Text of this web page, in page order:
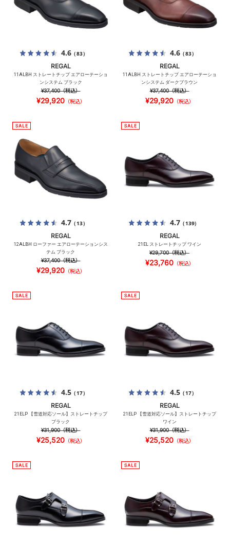
4.6（83）
REGAL
11ALBH ストレートチップ エアローテーショ
ンシステム ブラック
¥37,400（税込）
¥29,920（税込）
4.6（83）
REGAL
11ALBH ストレートチップ エアローテーショ
ンシステム ダークブラウン
¥37,400（税込）
¥29,920（税込）
4.7（13）
REGAL
12ALBH ローファー エアローテーションシス
テム ブラック
¥37,400（税込）
¥29,920（税込）
4.7（139）
REGAL
21EL ストレートチップ ワイン
¥29,700（税込）
¥23,760（税込）
4.5（17）
REGAL
21ELP 【雪道対応ソール】ストレートチップ
ブラック
¥31,900（税込）
¥25,520（税込）
4.5（17）
REGAL
21ELP 【雪道対応ソール】ストレートチップ
ワイン
¥31,900（税込）
¥25,520（税込）